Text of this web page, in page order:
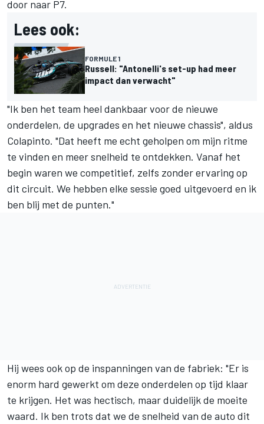
door naar P7.
Lees ook:
FORMULE 1
Russell: "Antonelli's set-up had meer
impact dan verwacht"
"Ik ben het team heel dankbaar voor de nieuwe
onderdelen, de upgrades en het nieuwe chassis", aldus
Colapinto. "Dat heeft me echt geholpen om mijn ritme
te vinden en meer snelheid te ontdekken. Vanaf het
begin waren we competitief, zelfs zonder ervaring op
dit circuit. We hebben elke sessie goed uitgevoerd en ik
ben blij met de punten."
Hij wees ook op de inspanningen van de fabriek: "Er is
enorm hard gewerkt om deze onderdelen op tijd klaar
te krijgen. Het was hectisch, maar duidelijk de moeite
waard. Ik ben trots dat we de snelheid van de auto dit